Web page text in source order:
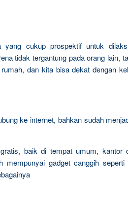
cukup prospektif untuk
tidak tergantung pada orang lain,
dan kita bisa dekat dengan
ke internet, bahkan sudah
baik di tempat umum, kantor
mempunyai gadget canggih seperti